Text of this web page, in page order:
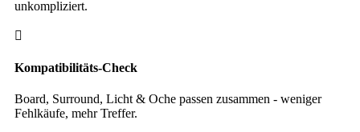
unkompliziert.

Kompatibilitäts-Check
Board, Surround, Licht & Oche passen zusammen - weniger
Fehlkäufe, mehr Treffer.